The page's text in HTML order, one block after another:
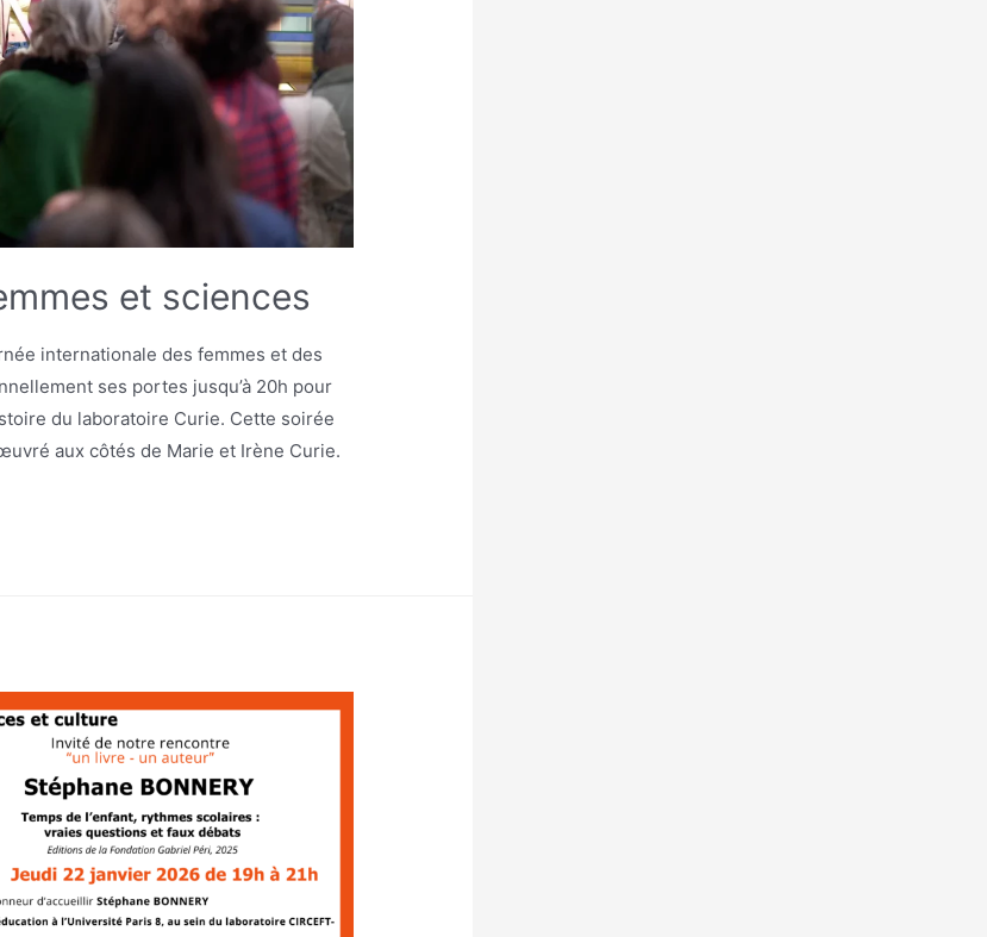
et sciences
internationale des femmes et des
ses portes jusqu’à 20h pour
du laboratoire Curie. Cette soirée
aux côtés de Marie et Irène Curie.